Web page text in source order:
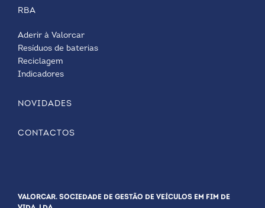
RBA
Aderir à Valorcar
Resíduos de baterias
Reciclagem
Indicadores
NOVIDADES
CONTACTOS
VALORCAR. SOCIEDADE DE GESTÃO DE VEÍCULOS EM FIM DE